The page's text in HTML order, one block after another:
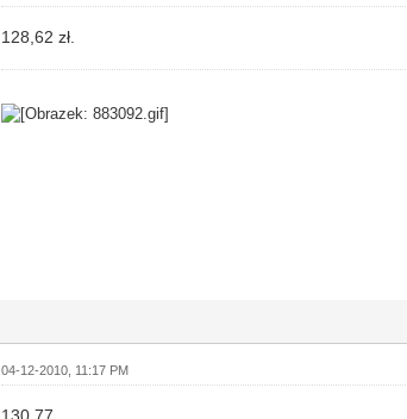
128,62 zł.
04-12-2010, 11:17 PM